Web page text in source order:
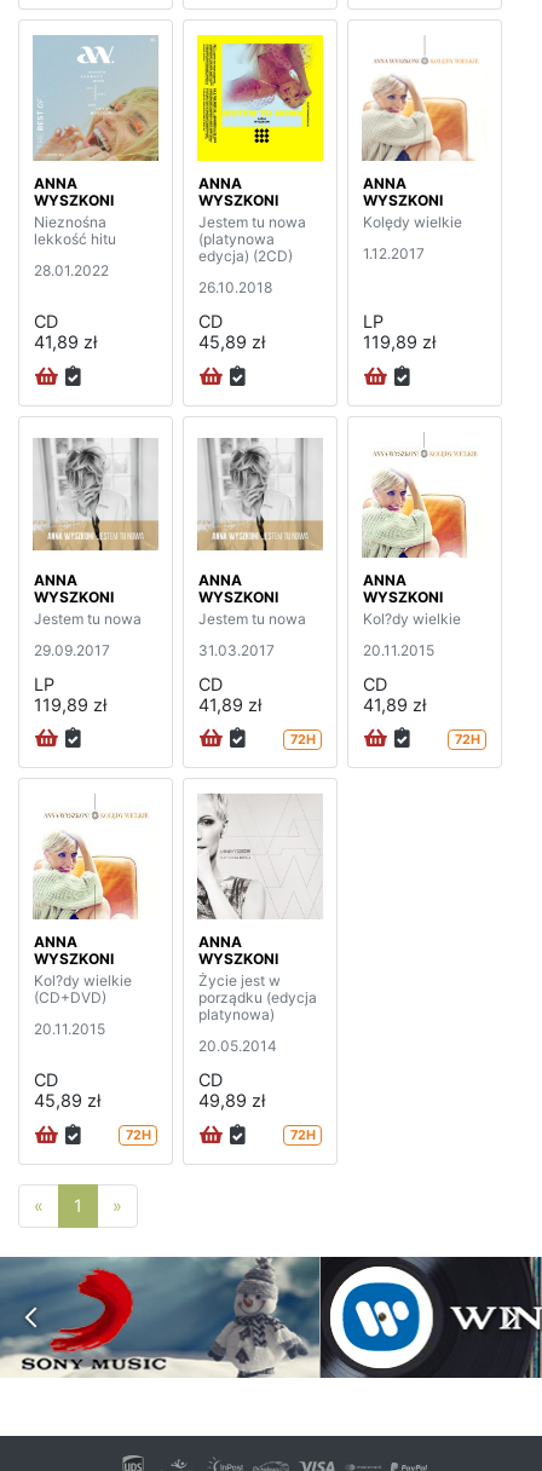
ANNA
WYSZKONI
Nieznośna
lekkość hitu
28.01.2022
CD
41,89 zł
ANNA
WYSZKONI
Jestem tu nowa
(platynowa
edycja) (2CD)
26.10.2018
CD
45,89 zł
ANNA
WYSZKONI
Kolędy wielkie
1.12.2017
LP
119,89 zł
ANNA
WYSZKONI
Jestem tu nowa
29.09.2017
LP
119,89 zł
ANNA
WYSZKONI
Jestem tu nowa
31.03.2017
CD
41,89 zł
72H
ANNA
WYSZKONI
Kol?dy wielkie
20.11.2015
CD
41,89 zł
72H
ANNA
WYSZKONI
Kol?dy wielkie
(CD+DVD)
20.11.2015
CD
45,89 zł
72H
ANNA
WYSZKONI
Życie jest w
porządku (edycja
platynowa)
20.05.2014
CD
49,89 zł
72H
« Poprzednia strona
1 »